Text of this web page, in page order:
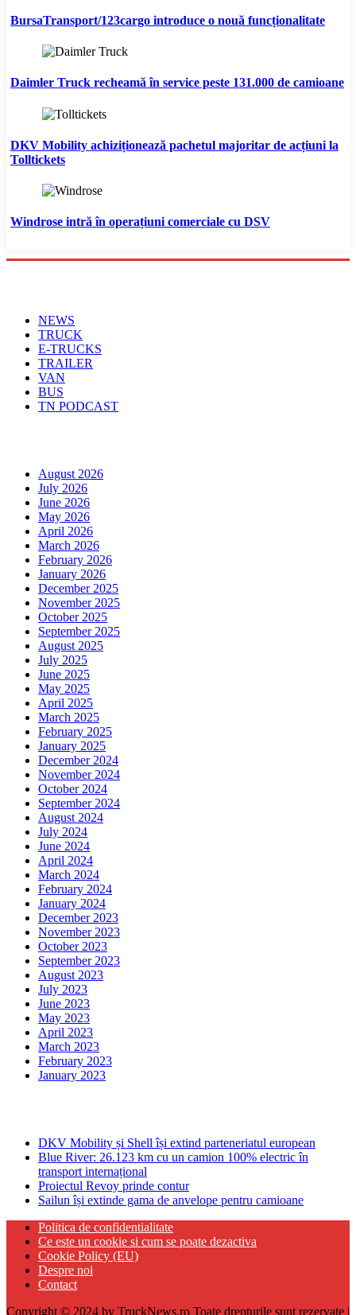
BursaTransport/123cargo introduce o nouă funcționalitate
Daimler Truck recheamă în service peste 131.000 de camioane
DKV Mobility achiziționează pachetul majoritar de acțiuni la
Tolltickets
Windrose intră în operațiuni comerciale cu DSV
NEWS
TRUCK
E-TRUCKS
TRAILER
VAN
BUS
TN PODCAST
August 2026
July 2026
June 2026
May 2026
April 2026
March 2026
February 2026
January 2026
December 2025
November 2025
October 2025
September 2025
August 2025
July 2025
June 2025
May 2025
April 2025
March 2025
February 2025
January 2025
December 2024
November 2024
October 2024
September 2024
August 2024
July 2024
June 2024
April 2024
March 2024
February 2024
January 2024
December 2023
November 2023
October 2023
September 2023
August 2023
July 2023
June 2023
May 2023
April 2023
March 2023
February 2023
January 2023
DKV Mobility și Shell își extind parteneriatul european
Blue River: 26.123 km cu un camion 100% electric în
transport internațional
Proiectul Revoy prinde contur
Sailun își extinde gama de anvelope pentru camioane
Politica de confidentialitate
Ce este un cookie si cum se poate dezactiva
Cookie Policy (EU)
Despre noi
Contact
Copyright © 2024 by TruckNews.ro Toate drepturile sunt rezervate |